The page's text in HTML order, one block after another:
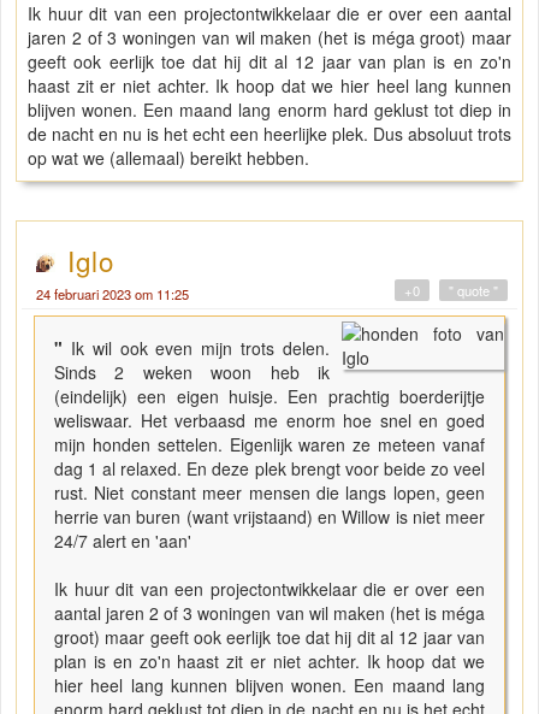
Ik huur dit van een projectontwikkelaar die er over een aantal
jaren 2 of 3 woningen van wil maken (het is méga groot) maar
geeft ook eerlijk toe dat hij dit al 12 jaar van plan is en zo'n
haast zit er niet achter. Ik hoop dat we hier heel lang kunnen
blijven wonen. Een maand lang enorm hard geklust tot diep in
de nacht en nu is het echt een heerlijke plek. Dus absoluut trots
op wat we (allemaal) bereikt hebben.
Iglo
24 februari 2023 om 11:25 " quote "
+0
" Ik wil ook even mijn trots delen.
Sinds 2 weken woon heb ik
(eindelijk) een eigen huisje. Een prachtig boerderijtje
weliswaar. Het verbaasd me enorm hoe snel en goed
mijn honden settelen. Eigenlijk waren ze meteen vanaf
dag 1 al relaxed. En deze plek brengt voor beide zo veel
rust. Niet constant meer mensen die langs lopen, geen
herrie van buren (want vrijstaand) en Willow is niet meer
24/7 alert en 'aan'
Ik huur dit van een projectontwikkelaar die er over een
aantal jaren 2 of 3 woningen van wil maken (het is méga
groot) maar geeft ook eerlijk toe dat hij dit al 12 jaar van
plan is en zo'n haast zit er niet achter. Ik hoop dat we
hier heel lang kunnen blijven wonen. Een maand lang